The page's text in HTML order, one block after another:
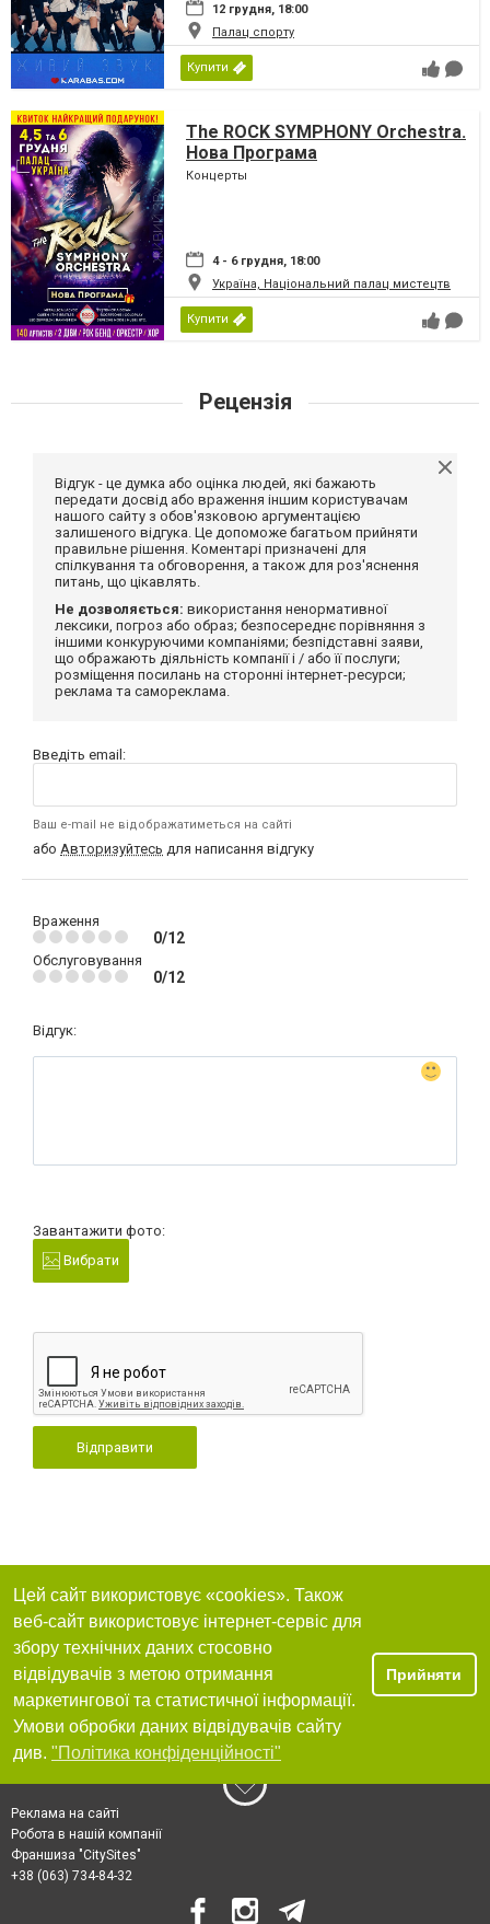
12 грудня, 18:00
Палац спорту
Купити
The ROCK SYMPHONY Orchestra.
Нова Програма
Концерты
4 - 6 грудня, 18:00
Україна, Національний палац мистецтв
Купити
Рецензія
Відгук - це думка або оцінка людей, які бажають
передати досвід або враження іншим користувачам
нашого сайту з обов'язковою аргументацією
залишеного відгука. Це допоможе багатьом прийняти
правильне рішення. Коментарі призначені для
спілкування та обговорення, а також для роз'яснення
питань, що цікавлять.
Не дозволяється: використання ненормативної
лексики, погроз або образ; безпосереднє порівняння з
іншими конкуруючими компаніями; безпідставні заяви,
що ображають діяльність компанії і / або її послуги;
розміщення посилань на сторонні інтернет-ресурси;
реклама та самореклама.
Введіть email:
Ваш e-mail не відображатиметься на сайті
або Авторизуйтесь для написання відгуку
Враження
0/12
Обслуговування
0/12
Відгук:
Завантажити фото:
Вибрати
Відправити
Цей сайт використовує «cookies». Також
веб-сайт використовує інтернет-сервіс для
збору технічних даних стосовно
відвідувачів з метою отримання
маркетингової та статистичної інформації.
Умови обробки даних відвідувачів сайту
див. "Політика конфіденційності"
Прийняти
Реклама на сайті
Робота в нашій компанії
Франшиза "CitySites"
+38 (063) 734-84-32